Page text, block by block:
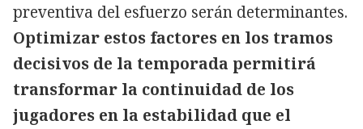
preventiva del esfuerzo serán determinantes.
Optimizar estos factores en los tramos
decisivos de la temporada permitirá
transformar la continuidad de los
jugadores en la estabilidad que el